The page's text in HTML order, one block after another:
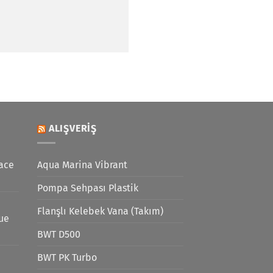
ALIŞVERIŞ
Aqua Marina Vibrant
Pompa Sehpası Plastik
Flanşlı Kelebek Vana (Takım)
BWT D500
BWT PK Turbo